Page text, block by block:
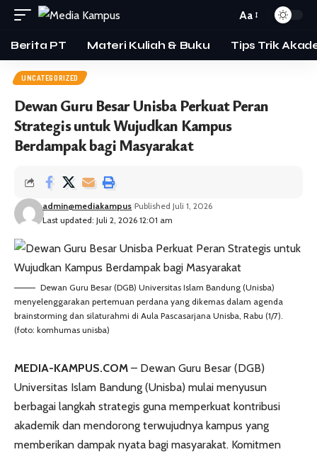
Aa
Berita PT Materi Kuliah & Buku Tips Trik
UNCATEGORIZED
Dewan Guru Besar Unisba Perkuat Peran
Strategis untuk Wujudkan Kampus
Berdampak bagi Masyarakat
Last updated: Juli 2, 2026 12:01 am
admin@mediakampus Published Juli 1, 2026
Dewan Guru Besar (DGB) Universitas Islam Bandung (Unisba)
menyelenggarakan pertemuan perdana yang dikemas dalam agenda
brainstorming dan silaturahmi di Aula Pascasarjana Unisba, Rabu (1/7).
(foto: komhumas unisba)
MEDIA-KAMPUS.COM – Dewan Guru Besar (DGB)
Universitas Islam Bandung (Unisba) mulai menyusun
berbagai langkah strategis guna memperkuat kontribusi
akademik dan mendorong terwujudnya kampus yang
memberikan dampak nyata bagi masyarakat. Komitmen